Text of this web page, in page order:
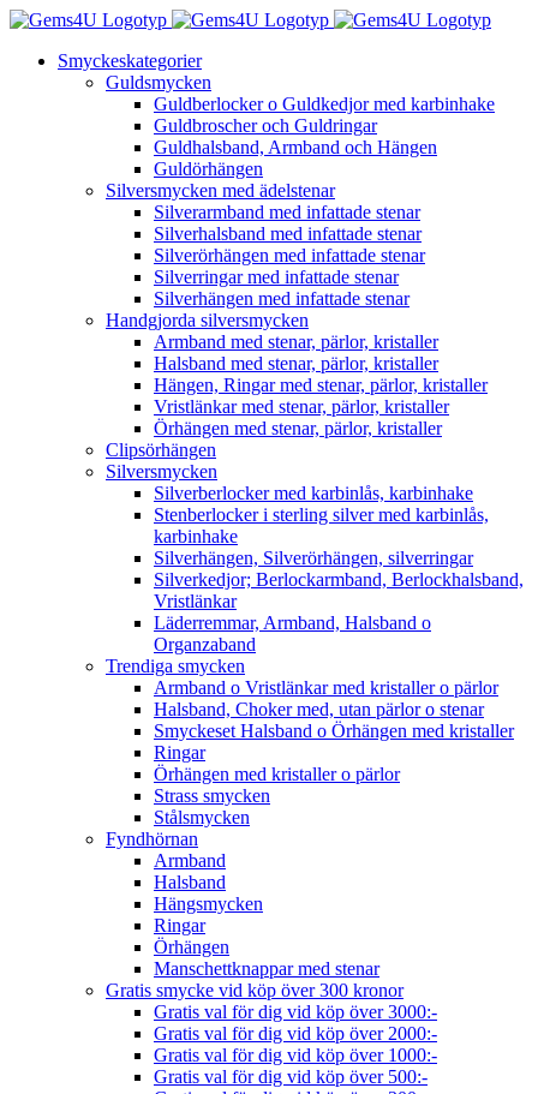
Fortsätt
innehålletSmyckeskategorier
Guldsmycken
Guldberlocker o Guldkedjor med karbinhake
Guldbroscher och Guldringar
Guldhalsband, Armband och Hängen
Guldörhängen
Silversmycken med ädelstenar
Silverarmband med infattade stenar
Silverhalsband med infattade stenar
Silverörhängen med infattade stenar
Silverringar med infattade stenar
Silverhängen med infattade stenar
Handgjorda silversmycken
Armband med stenar, pärlor, kristaller
Halsband med stenar, pärlor, kristaller
Hängen, Ringar med stenar, pärlor, kristaller
Vristlänkar med stenar, pärlor, kristaller
Örhängen med stenar, pärlor, kristaller
Clipsörhängen
Silversmycken
Silverberlocker med karbinlås, karbinhake
Stenberlocker i sterling silver med karbinlås,
karbinhake
Silverhängen, Silverörhängen, silverringar
Silverkedjor; Berlockarmband, Berlockhalsband,
Vristlänkar
Läderremmar, Armband, Halsband o
Organzaband
Trendiga smycken
Armband o Vristlänkar med kristaller o pärlor
Halsband, Choker med, utan pärlor o stenar
Smyckeset Halsband o Örhängen med kristaller
Ringar
Örhängen med kristaller o pärlor
Strass smycken
Stålsmycken
Fyndhörnan
Armband
Halsband
Hängsmycken
Ringar
Örhängen
Manschettknappar med stenar
Gratis smycke vid köp över 300 kronor
Gratis val för dig vid köp över 3000:-
Gratis val för dig vid köp över 2000:-
Gratis val för dig vid köp över 1000:-
Gratis val för dig vid köp över 500:-